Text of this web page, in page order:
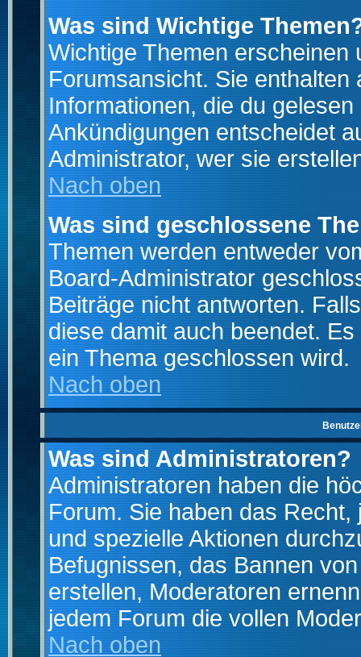
Was sind Wichtige
Wichtige Themen erscheinen
Forumsansicht. Sie
Informationen, die du
Ankündigungen entscheidet
Administrator, wer sie
Nach oben
Was sind geschlossene
Themen werden entweder
Board-Administrator
Beiträge nicht antworten.
diese damit auch beendet.
ein Thema geschlossen wird.
Nach oben
Was sind Administratoren?
Administratoren haben die
Forum. Sie haben das
und spezielle Aktionen
Befugnissen, das Bannen
erstellen, Moderatoren
jedem Forum die vollen
Nach oben